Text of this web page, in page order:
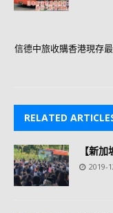
信德中旅收購香港現存
RELATED
【新
2019-